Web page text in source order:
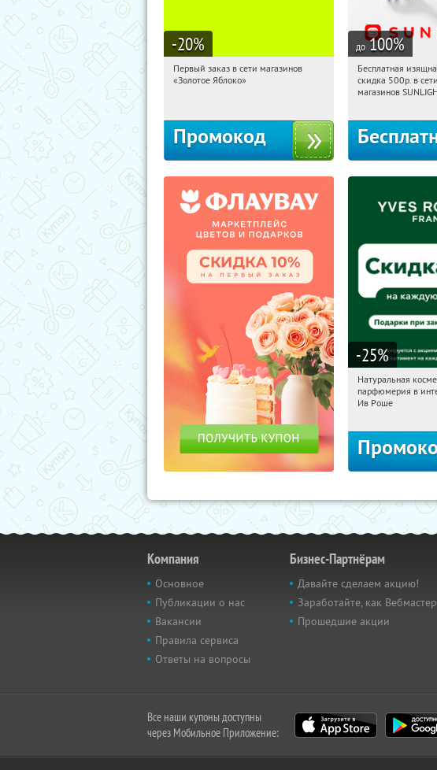
-20%
19:12:10
Получи первым!
Первый заказ в сети магазинов
«Золотое Яблоко»
Промокод
до 100%
19:12:10
Россия
Бесплатная
скидка 500р. в
магазинов
-25%
19:12:10
Россия
Натуральная
парфюмерия в
Ив Роше
Компания
Основное
Публикации о нас
Вакансии
Правила сервиса
Ответы на вопросы
Бизнес-Партнёрам
Давайте сделаем акцию!
Заработайте, как Вебмастер
Прошедшие акции
Все наши купоны доступны
через Мобильное Приложение: